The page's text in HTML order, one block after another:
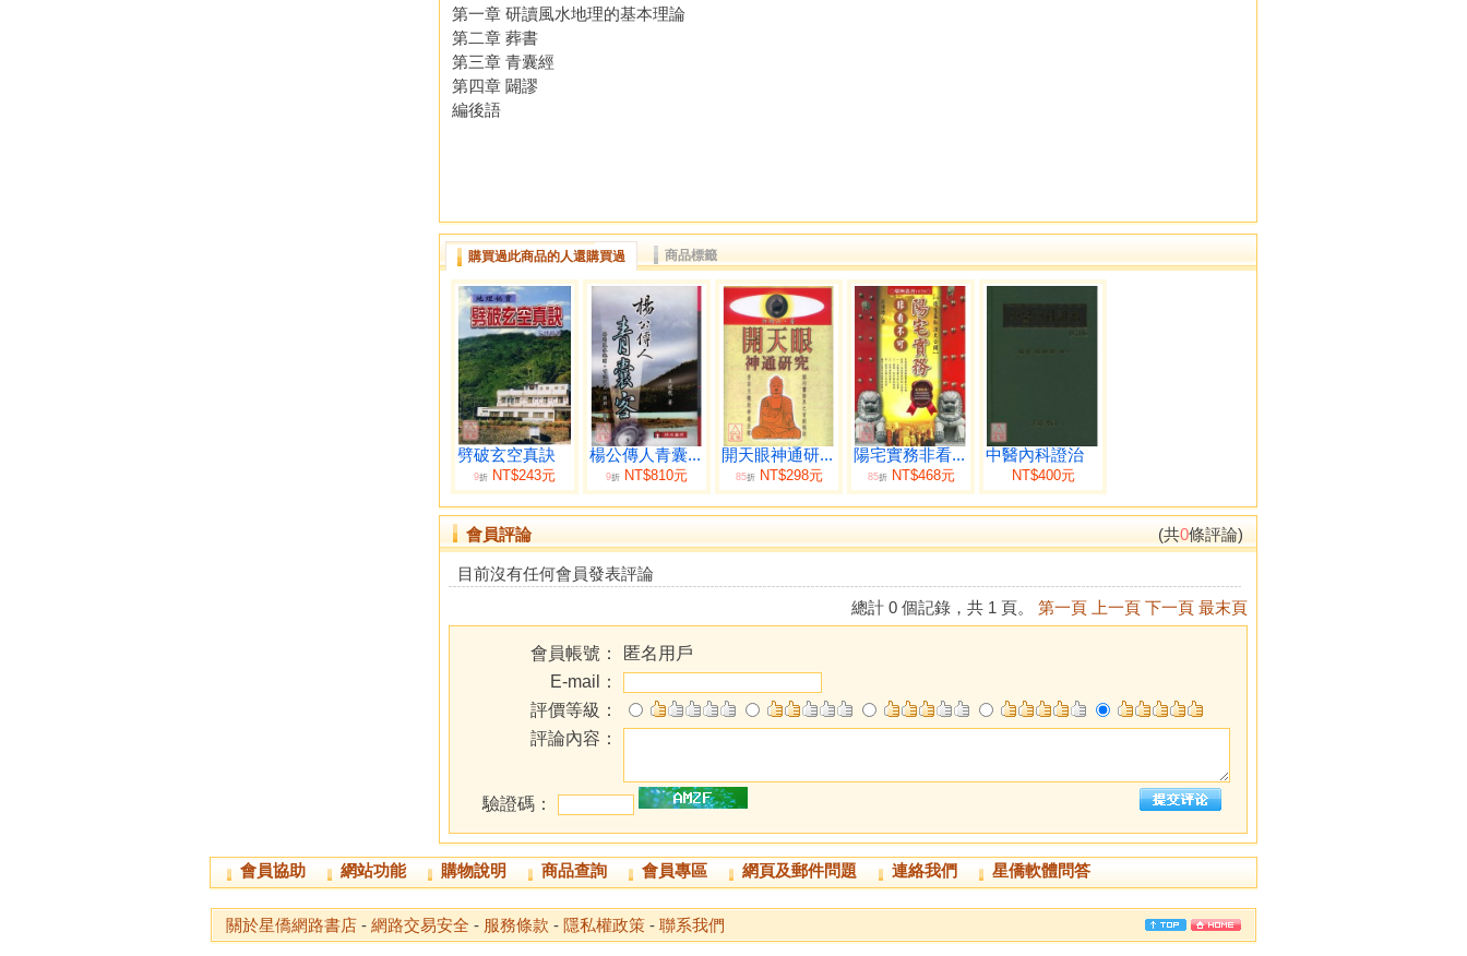
第一章 研讀風水地理的基本理論
第二章 葬書
第三章 青囊經
第四章 闢謬
編後語
購買過此商品的人還購買過 商品標籤
劈破玄空真訣
9折 NT$243元
楊公傳人青囊...
9折 NT$810元
開天眼神通研...
85折NT$298元
陽宅實務非看...
85折NT$468元
中醫內科證治
NT$400元
會員評論 (共0條評論)
目前沒有任何會員發表評論
總計 0 個記錄，共 1 頁。 第一頁 上一頁 下一頁 最末頁
會員帳號：
匿名用戶
E-mail：
評價等級：
評論內容：
驗證碼：
會員協助 網站功能 購物說明 商品查詢 會員專區 網頁及郵件問題 連絡我們 星僑軟體問答
關於星僑網路書店 - 網路交易安全 - 服務條款 - 隱私權政策 - 聯系我們